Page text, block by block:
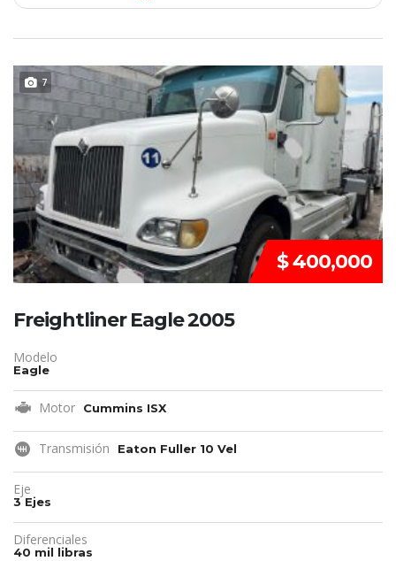
7 REMATE!!!
$ 400,000
Freightliner Eagle 2005
Modelo
Eagle
Motor Cummins ISX
Transmisión Eaton Fuller 10 Vel
Eje
3 Ejes
Diferenciales
40 mil libras